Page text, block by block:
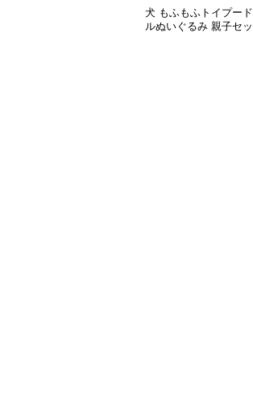
犬 もふもふトイプード
ルぬいぐるみ 親子セッ